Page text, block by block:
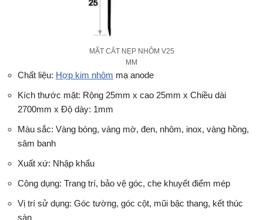
MẶT CẮT NẸP NHÔM V25
MM
Chất liệu: Hợp kim nhôm mạ anode
Kích thước mặt: Rộng 25mm x cao 25mm x Chiều dài
2700mm x Độ dày: 1mm
Màu sắc: Vàng bóng, vàng mờ, đen, nhôm, inox, vàng hồng,
sâm banh
Xuất xứ: Nhập khẩu
Công dụng: Trang trí, bảo vệ góc, che khuyết điểm mép
Vị trí sử dụng: Góc tường, góc cột, mũi bậc thang, kết thúc
sàn